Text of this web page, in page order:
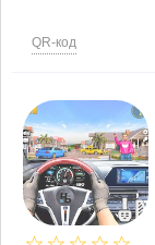
QR-код